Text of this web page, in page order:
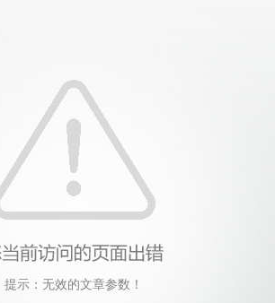
提示：无效的文章参数！